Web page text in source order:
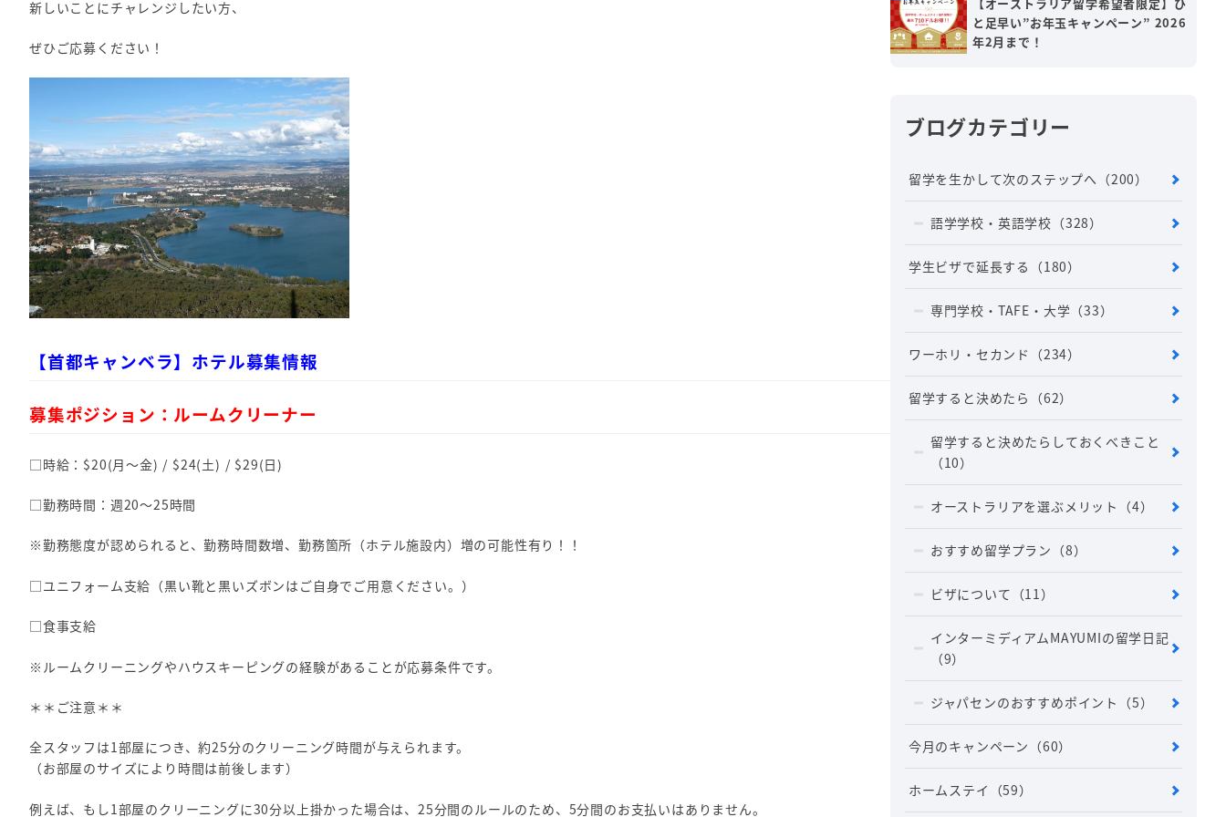
新しいことにチャレンジしたい方、
ぜひご応募ください！
【首都キャンベラ】ホテル募集情報
募集ポジション：ルームクリーナー
□時給：$20(月～金) / $24(土) / $29(日)
□勤務時間：週20～25時間
※勤務態度が認められると、勤務時間数増、勤務箇所（ホテル施設内）増の可能性有り！！
□ユニフォーム支給（黒い靴と黒いズボンはご自身でご用意ください。）
□食事支給
※ルームクリーニングやハウスキーピングの経験があることが応募条件です。
＊＊ご注意＊＊
全スタッフは1部屋につき、約25分のクリーニング時間が与えられます。
（お部屋のサイズにより時間は前後します）
例えば、もし1部屋のクリーニングに30分以上掛かった場合は、25分間のルールのため、5分間のお支払いはありません。
と足早い”お年玉キャンペーン” 2026
年2月まで！
ブログカテゴリー
留学を生かして次のステップへ （200）
語学学校・英語学校 （328）
学生ビザで延長する （180）
専門学校・TAFE・大学 （33）
ワーホリ・セカンド （234）
留学すると決めたら （62）
留学すると決めたらしておくべきこと
（10）
オーストラリアを選ぶメリット （4）
おすすめ留学プラン （8）
ビザについて （11）
インターミディアムMAYUMIの留学日記
（9）
ジャパセンのおすすめポイント （5）
今月のキャンペーン （60）
ホームステイ （59）